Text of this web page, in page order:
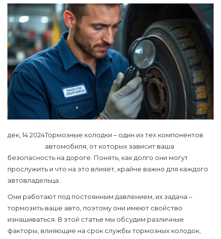
дек, 14 2024Тормозные колодки – один из тех компонентов
автомобиля, от которых зависит ваша
безопасность на дороге. Понять, как долго они могут
прослужить и что на это влияет, крайне важно для каждого
автовладельца.
Они работают под постоянным давлением, их задача –
тормозить ваше авто, поэтому они имеют свойство
изнашиваться. В этой статье мы обсудим различные
факторы, влияющие на срок службы тормозных колодок,